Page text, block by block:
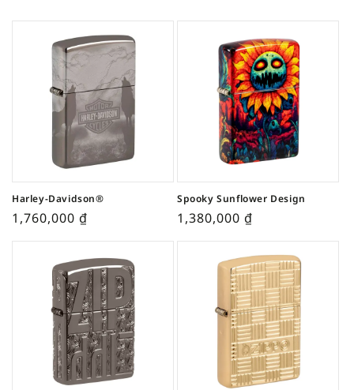
Harley-Davidson®
1,760,000 ₫
Spooky Sunflower Design
1,380,000 ₫